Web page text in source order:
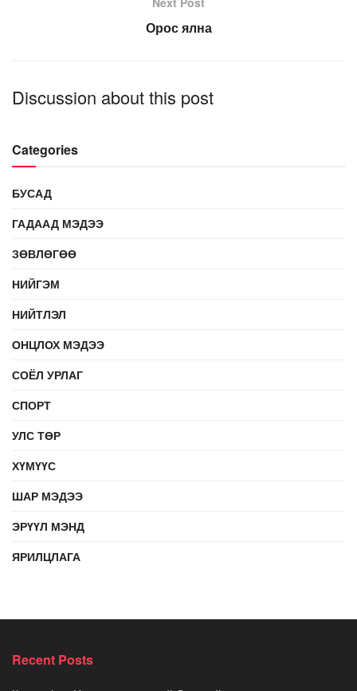
Орос ялна
Discussion about this post
Categories
БУСАД
ГАДААД МЭДЭЭ
ЗӨВЛӨГӨӨ
НИЙГЭМ
НИЙТЛЭЛ
ОНЦЛОХ МЭДЭЭ
СОЁЛ УРЛАГ
СПОРТ
УЛС ТӨР
ХҮМҮҮС
ШАР МЭДЭЭ
ЭРҮҮЛ МЭНД
ЯРИЛЦЛАГА
Recent Posts